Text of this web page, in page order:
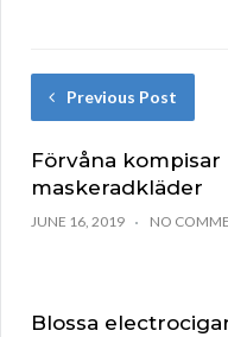
Previous Post
Förvåna
maskeradkläder
JUNE 16, 2019 NO
Blossa